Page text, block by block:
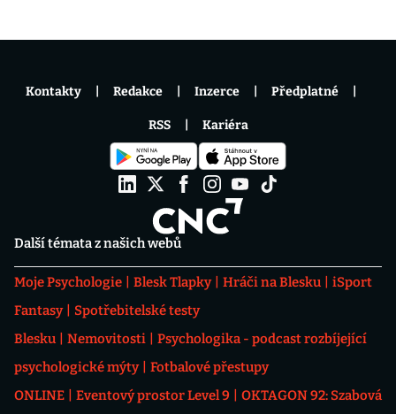
Další témata z našich webů
Moje Psychologie Blesk Tlapky Hráči na Blesku
iSport
Fantasy
Spotřebitelské testy
Blesku
Nemovitosti
Psychologika - podcast rozbíjející
psychologické mýty
Fotbalové přestupy
ONLINE
Eventový prostor Level 9
OKTAGON 92: Szabová
Kontakty Redakce Inzerce Předplatné
RSS Kariéra